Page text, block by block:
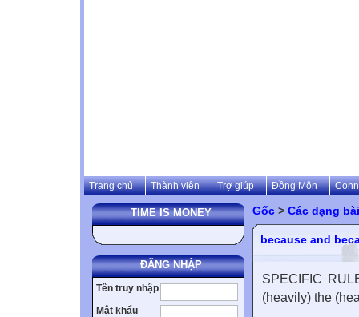
Trang chủ Thành viên Trợ giúp Đồng Môn
TIME IS MONEY
ĐĂNG NHẬP
Tên truy nhập
Mật khẩu
Gốc > Các dạng
because and
SPECIFIC
(heavily) the